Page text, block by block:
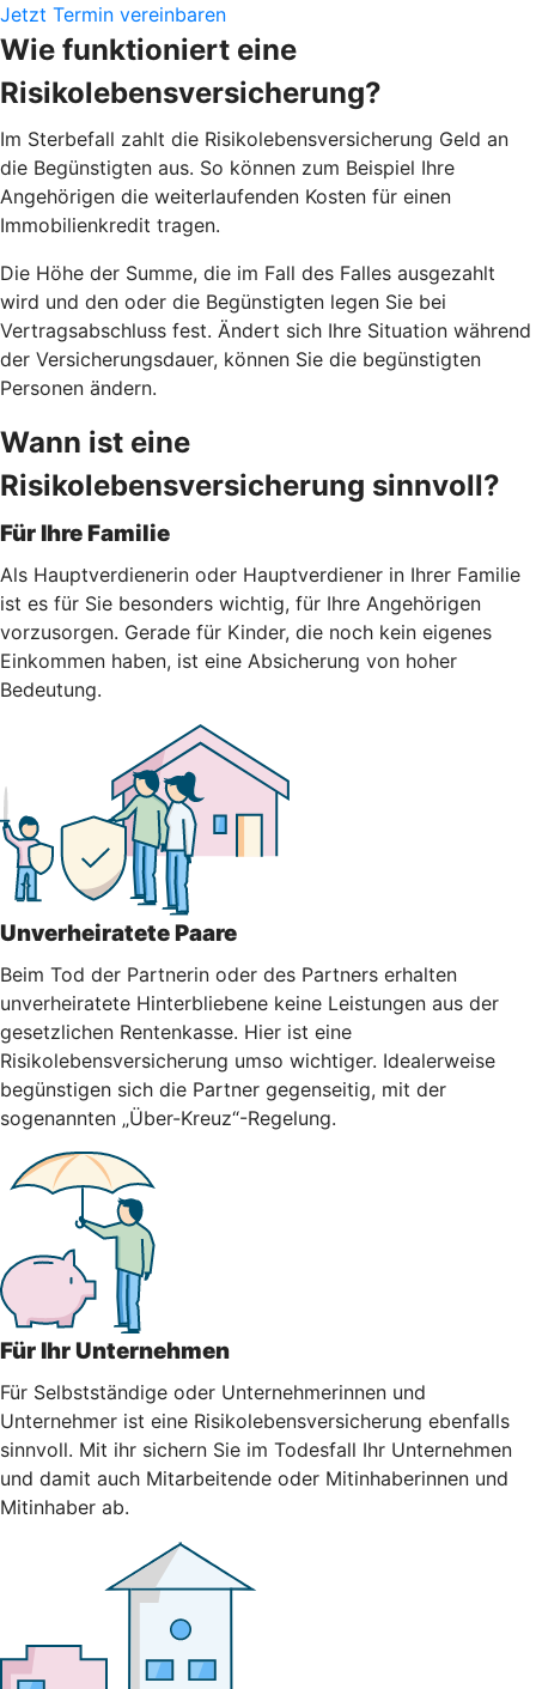
Jetzt Termin vereinbaren
Wie funktioniert eine
Risikolebensversicherung?
Im Sterbefall zahlt die Risikolebensversicherung Geld an
die Begünstigten aus. So können zum Beispiel Ihre
Angehörigen die weiterlaufenden Kosten für einen
Immobilienkredit tragen.
Die Höhe der Summe, die im Fall des Falles ausgezahlt
wird und den oder die Begünstigten legen Sie bei
Vertragsabschluss fest. Ändert sich Ihre Situation während
der Versicherungsdauer, können Sie die begünstigten
Personen ändern.
Wann ist eine
Risikolebensversicherung sinnvoll?
Für Ihre Familie
Als Hauptverdienerin oder Hauptverdiener in Ihrer Familie
ist es für Sie besonders wichtig, für Ihre Angehörigen
vorzusorgen. Gerade für Kinder, die noch kein eigenes
Einkommen haben, ist eine Absicherung von hoher
Bedeutung.
Unverheiratete Paare
Beim Tod der Partnerin oder des Partners erhalten
unverheiratete Hinterbliebene keine Leistungen aus der
gesetzlichen Rentenkasse. Hier ist eine
Risikolebensversicherung umso wichtiger. Idealerweise
begünstigen sich die Partner gegenseitig, mit der
sogenannten „Über-Kreuz“-Regelung.
Für Ihr Unternehmen
Für Selbstständige oder Unternehmerinnen und
Unternehmer ist eine Risikolebensversicherung ebenfalls
sinnvoll. Mit ihr sichern Sie im Todesfall Ihr Unternehmen
und damit auch Mitarbeitende oder Mitinhaberinnen und
Mitinhaber ab.